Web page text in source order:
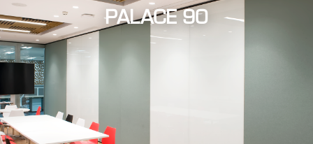
PALACE 90